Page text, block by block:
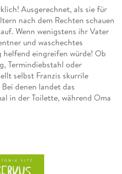
Ausgerechnet, als sie für
nach dem Rechten schauen
Wenn wenigstens ihr Vater
und waschechtes
eingreifen würde! Ob
Termindiebstahl oder
selbst Franzis skurrile
denen landet das
in der Toilette, während Oma
wertvoll
sein kann. Ein
Charme, der den